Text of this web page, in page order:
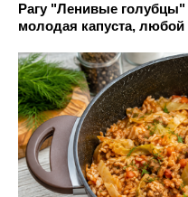
Рагу "Ленивые
молодая капуста,